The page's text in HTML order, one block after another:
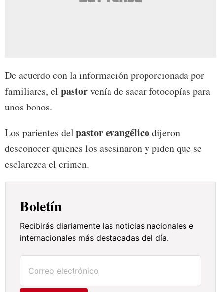
De acuerdo con la información proporcionada por
familiares, el pastorvenía de sacar fotocopías para
unos bonos.
Los parientes del pastor evangélicodijeron
desconocer quienes los asesinaron y piden que se
esclarezca el crimen.
Boletín
Recibirás diariamente las noticias nacionales e
internacionales más destacadas del día.